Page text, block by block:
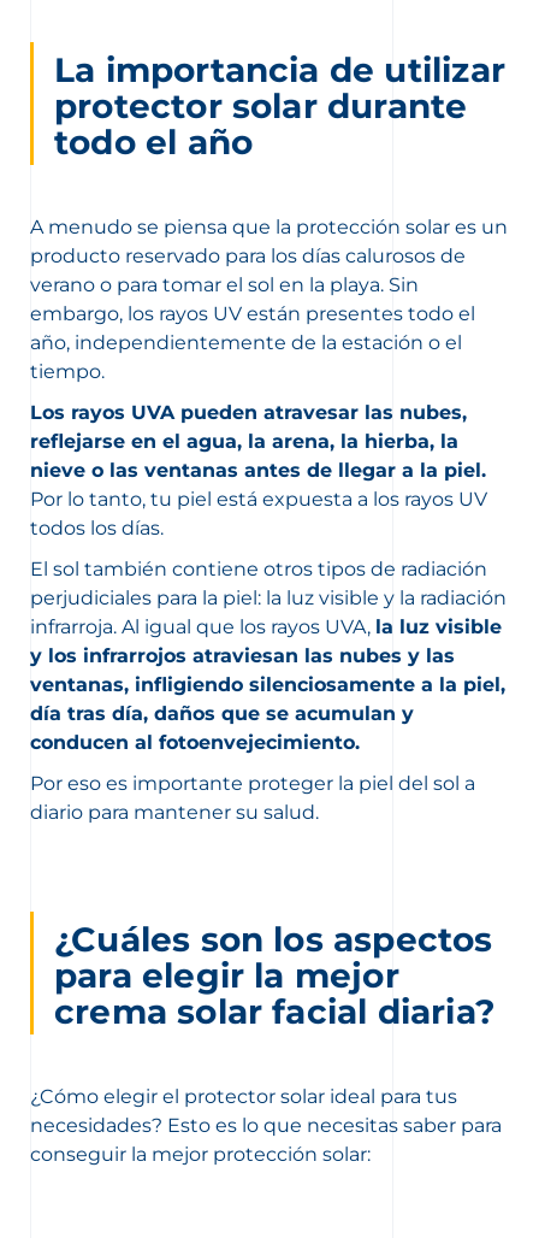
La importancia de utilizar
protector solar durante
todo el año
A menudo se piensa que la protección solar es un
producto reservado para los días calurosos de
verano o para tomar el sol en la playa. Sin
embargo, los rayos UV están presentes todo el
año, independientemente de la estación o el
tiempo.
Los rayos UVA pueden atravesar las nubes,
reflejarse en el agua, la arena, la hierba, la
nieve o las ventanas antes de llegar a la piel.
Por lo tanto, tu piel está expuesta a los rayos UV
todos los días.
El sol también contiene otros tipos de radiación
perjudiciales para la piel: la luz visible y la radiación
infrarroja. Al igual que los rayos UVA, la luz visible
y los infrarrojos atraviesan las nubes y las
ventanas, infligiendo silenciosamente a la piel,
día tras día, daños que se acumulan y
conducen al fotoenvejecimiento.
Por eso es importante proteger la piel del sol a
diario para mantener su salud.
¿Cuáles son los aspectos
para elegir la mejor
crema solar facial diaria?
¿Cómo elegir el protector solar ideal para tus
necesidades? Esto es lo que necesitas saber para
conseguir la mejor protección solar: